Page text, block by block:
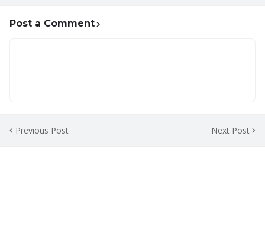
Post a Comment
Previous Post Next Post